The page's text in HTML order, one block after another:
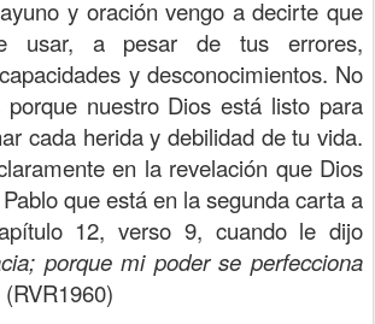
y oración vengo a decirte que
usar, a pesar de tus errores,
y desconocimientos. No
porque nuestro Diosestá listo para
cada herida y debilidad de tu vida.
en la revelación que Dios
que está en la segunda carta a
12, verso 9, cuando le dijo
porque mi poder se perfecciona
(RVR1960)